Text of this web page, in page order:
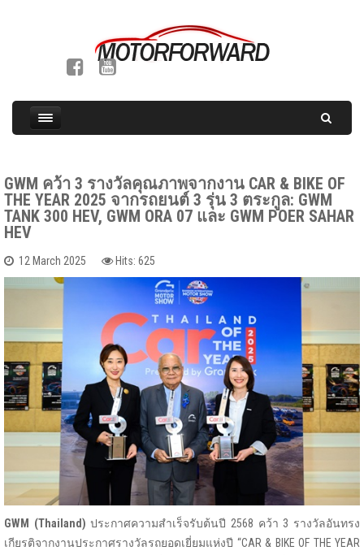
GWM คว้า 3 รางวัลคุณภาพจากงาน CAR & BIKE OF
THE YEAR 2025 จากรถยนต์ 3 รุ่น 3 ตระกูล: GWM
TANK 300 HEV, GWM ORA 07 และ GWM POER SAHAR
HEV
12 March 2025 Hits: 625
GWM (Thailand)ประกาศความสำเร็จรับต้นปี 2568 คว้า 3 รางวัลอันทรง
เกียรติจากงานประกาศรางวัลรถยอดเยี่ยมแห่งปี “CAR & BIKE OF THE YEAR